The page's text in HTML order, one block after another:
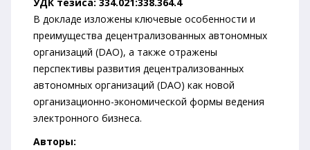
В докладе изложены ключевые особенности и
преимущества децентрализованных автономных
организаций (DAO), а также отражены
перспективы развития децентрализованных
автономных организаций (DAO) как новой
организационно-экономической формы ведения
электронного бизнеса.
Авторы: